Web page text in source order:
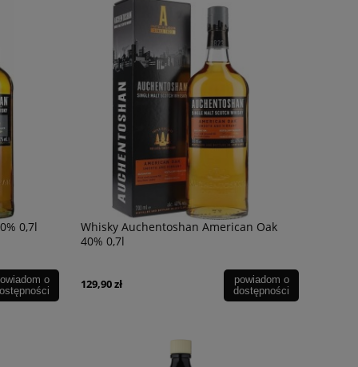
0,7l
o
Whisky Auchentoshan American Oak
40% 0,7l
129,90 zł
powiadom o
dostępności